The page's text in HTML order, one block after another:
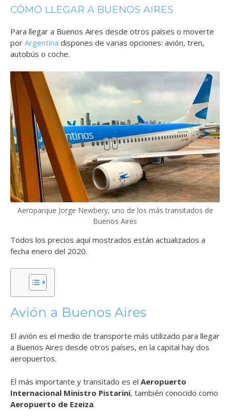
CÓMO LLEGAR A BUENOS AIRES
Para llegar a Buenos Aires desde otros países o moverte
por Argentina dispones de varias opciones: avión, tren,
autobús o coche.
Aeroparque Jorge Newbery, uno de los más transitados de
Buenos Aires
Todos los precios aquí mostrados están actualizados a
fecha enero del 2020.
Avión a Buenos Aires
El avión es el medio de transporte más utilizado para llegar
a Buenos Aires desde otros países, en la capital hay dos
aeropuertos.
El más importante y transitado es el Aeropuerto
Internacional Ministro Pistarini, también conocido como
Aeropuerto de Ezeiza.